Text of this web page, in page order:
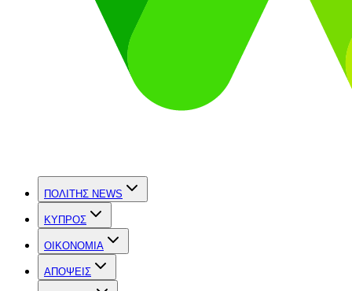
ΠΟΛΙΤΗΣ NEWS
ΚΥΠΡΟΣ
OIKONOMIA
ΑΠΟΨΕΙΣ